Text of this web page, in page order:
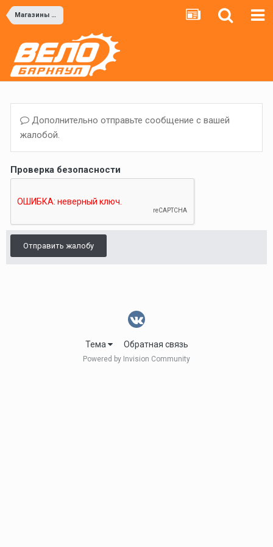
Магазины и мастерские
Дополнительно отправьте сообщение с вашей
жалобой.
Проверка безопасности
Отправить жалобу
Тема Обратная связь
Powered by Invision Community